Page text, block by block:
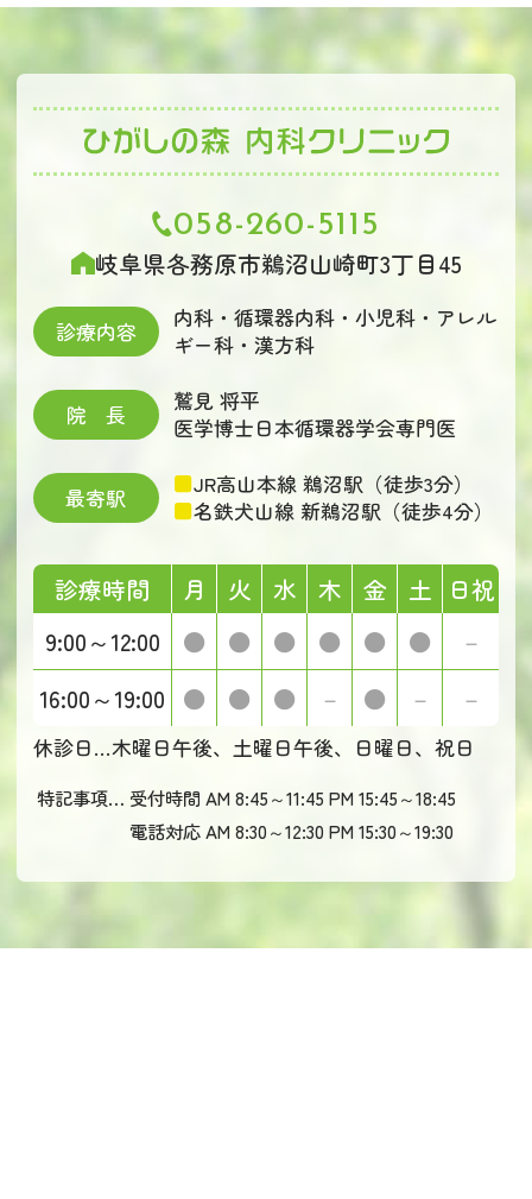
058-260-5115
岐阜県各務原市鵜沼山崎町3丁目45
診療内容
内科・循環器内科・小児科・アレル
ギー科・漢方科
院長
鷲見 将平
医学博士日本循環器学会専門医
最寄駅
JR高山本線 鵜沼駅（徒歩3分）
名鉄犬山線 新鵜沼駅（徒歩4分）
休診日…木曜日午後、土曜日午後、日曜日、祝日
診療時間 月 火 水 木 金 土
日祝
9:00～12:00
● ● ● ● ● ●
－
16:00～19:00 ● ● ● － ● － －
特記事項… 受付時間 AM 8:45～11:45 PM 15:45～18:45
電話対応AM 8:30～12:30 PM 15:30～19:30